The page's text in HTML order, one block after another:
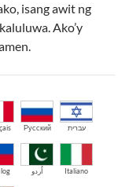
isang awit ng
Ako’y
Русский עברית
اُردو Italiano